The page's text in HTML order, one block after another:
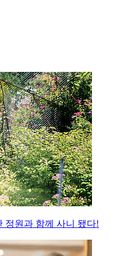
정원과 함께 사니 됐다!